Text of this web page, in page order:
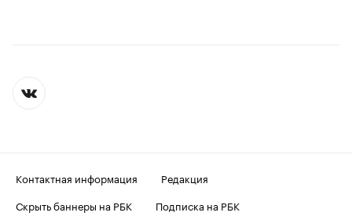
Контактная информация
Редакция
Скрыть баннеры на РБК
Подписка на РБК